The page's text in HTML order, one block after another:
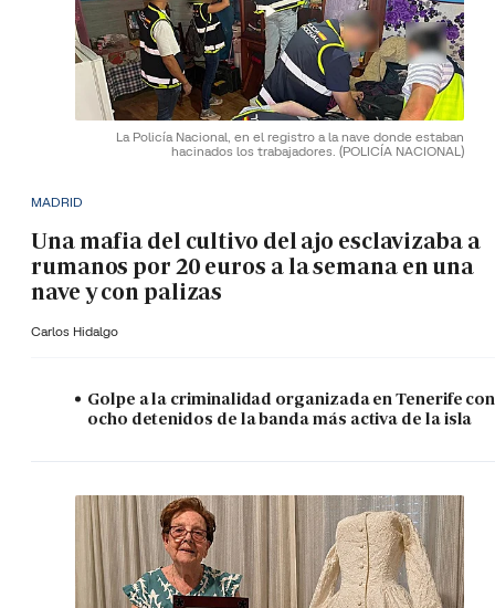
La Policía Nacional, en el registro a la nave donde estaban
hacinados los trabajadores. (POLICÍA NACIONAL)
MADRID
Una mafia del cultivo del ajo esclavizaba a
rumanos por 20 euros a la semana en una
nave y con palizas
Carlos Hidalgo
Golpe a la criminalidad organizada en Tenerife con
ocho detenidos de la banda más activa de la isla